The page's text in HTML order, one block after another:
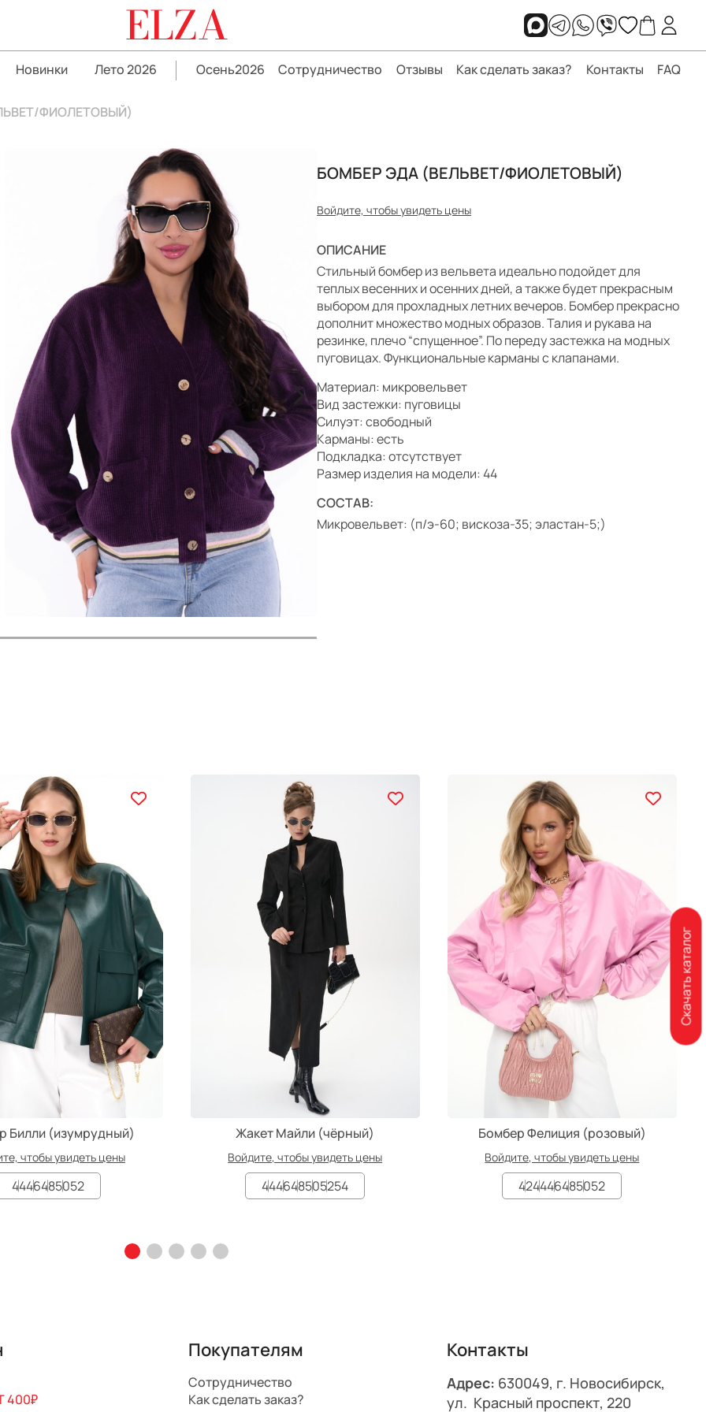
ELZA
Новинки Лето 2026 Осень2026 Сотрудничество Отзывы Как сделать заказ? Контакты FAQ
ФИОЛЕТОВЫЙ)
>
БОМБЕР ЭДА (ВЕЛЬВЕТ/ФИОЛЕТОВЫЙ)
Войдите, чтобы увидеть цены
ОПИСАНИЕ
Стильный бомбер из вельвета идеально подойдет для
теплых весенних и осенних дней, а также будет прекрасным
выбором для прохладных летних вечеров. Бомбер прекрасно
дополнит множество модных образов. Талия и рукава на
резинке, плечо “спущенное”. По переду застежка на модных
пуговицах. Функциональные карманы с клапанами.
Материал: микровельвет
Вид застежки: пуговицы
Силуэт: свободный
Карманы: есть
Подкладка: отсутствует
Размер изделия на модели: 44
СОСТАВ:
Микровельвет: (п/э-60; вискоза-35; эластан-5;)
Билли (изумрудный)
чтобы увидеть цены
4446485052
Жакет Майли (чёрный)
Войдите, чтобы увидеть цены
444648505254
Бомбер Фелиция (розовый)
Войдите, чтобы увидеть цены
424446485052
400₽
Покупателям
Сотрудничество
Как сделать заказ?
Контакты
Адрес: 630049, г. Новосибирск,
ул. Красный проспект, 220
Скачать каталог